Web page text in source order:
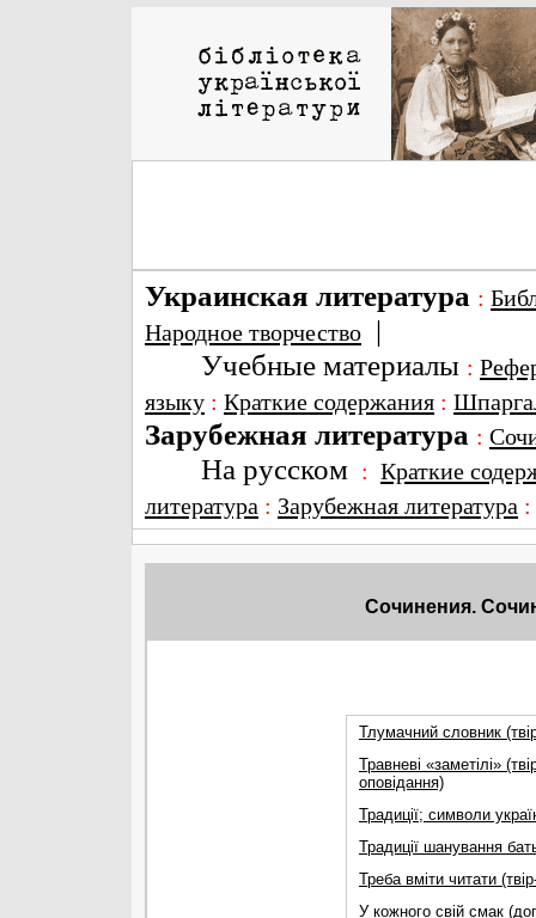
Украинская литература :
Народное творчество |
Учебные материалы :
языку : Краткие содержания :
Зарубежная литература :
На русском : Краткие
литература : Зарубежная литература
Сочинения.
Тлумачний словник
Травневі «заметілі»
оповідання)
Традиції; символи
Традиції шанування
Треба вміти читати
У кожного свій смак